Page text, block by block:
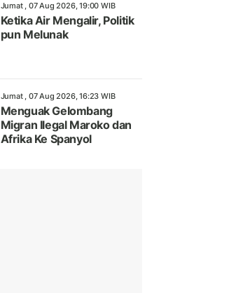
Jumat , 07 Aug 2026, 19:00 WIB
Ketika Air Mengalir, Politik
pun Melunak
Jumat , 07 Aug 2026, 16:23 WIB
Menguak Gelombang
Migran Ilegal Maroko dan
Afrika Ke Spanyol